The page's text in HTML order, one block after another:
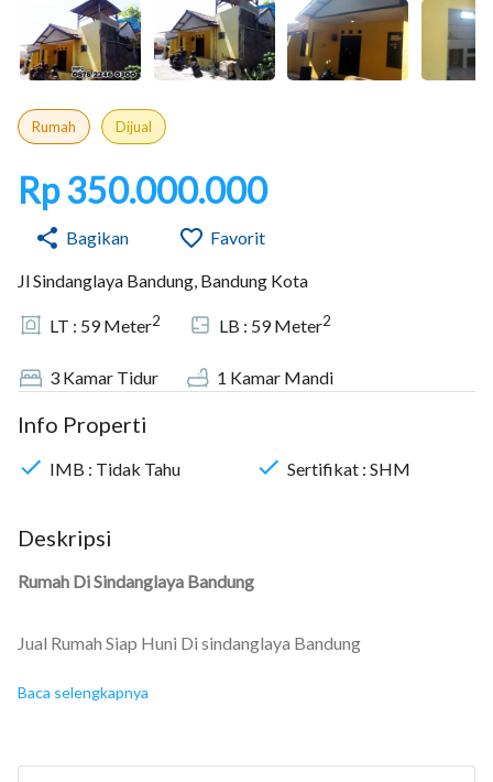
Rumah Dijual
Rp 350.000.000
Bagikan Favorit
Jl Sindanglaya Bandung, Bandung Kota
LT : 59Meter2 LB : 59Meter2
3 Kamar Tidur 1 Kamar Mandi
Info Properti
IMB : Tidak Tahu Sertifikat : SHM
Deskripsi
Rumah Di Sindanglaya Bandung
Jual Rumah Siap Huni Di sindanglaya Bandung
Spesifikasi
Luas Bangunan : 59 m2
Baca selengkapnya